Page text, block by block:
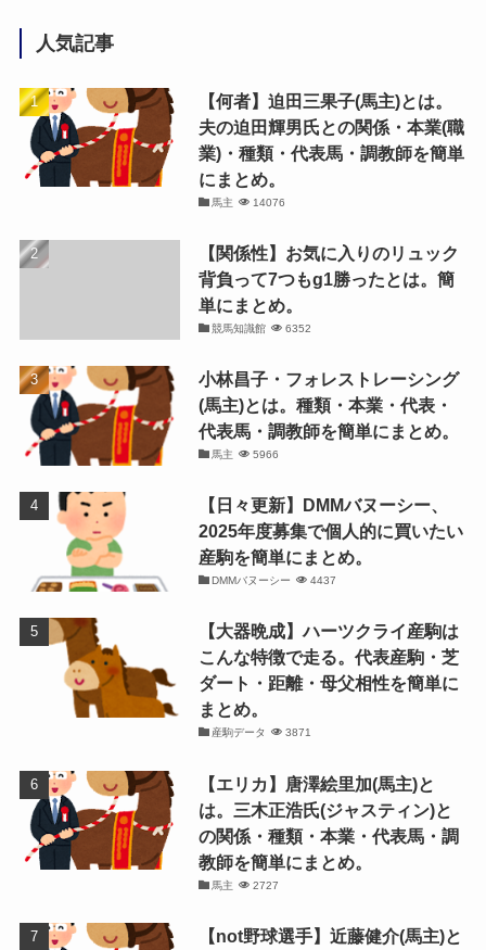
人気記事
【何者】迫田三果子(馬主)とは。
夫の迫田輝男氏との関係・本業(職
業)・種類・代表馬・調教師を簡単
にまとめ。
馬主 14076
【関係性】お気に入りのリュック
背負って7つもg1勝ったとは。簡
単にまとめ。
競馬知識館 6352
小林昌子・フォレストレーシング
(馬主)とは。種類・本業・代表・
代表馬・調教師を簡単にまとめ。
馬主 5966
【日々更新】DMMバヌーシー、
2025年度募集で個人的に買いたい
産駒を簡単にまとめ。
DMMバヌーシー 4437
【大器晩成】ハーツクライ産駒は
こんな特徴で走る。代表産駒・芝
ダート・距離・母父相性を簡単に
まとめ。
産駒データ 3871
【エリカ】唐澤絵里加(馬主)と
は。三木正浩氏(ジャスティン)と
の関係・種類・本業・代表馬・調
教師を簡単にまとめ。
馬主 2727
【not野球選手】近藤健介(馬主)と